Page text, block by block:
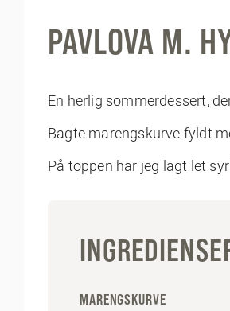
PAVLOVA M.
En herlig sommerdessert,
Bagte marengskurve fyldt
På toppen har jeg lagt let
MARENGSKURVE